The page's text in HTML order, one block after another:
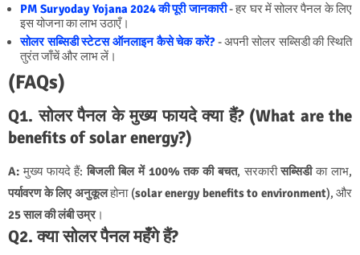
PM Suryoday Yojana 2024 की पूरी जानकारी- हर घर में सोलर पैनल के लिए
इस योजना का लाभ उठाएँ।
सोलर सब्सिडी स्टेटस ऑनलाइन कैसे चेक करें?- अपनी सोलर सब्सिडी की स्थिति
तुरंत जाँचें और लाभ लें।
(FAQs)
Q1. सोलर पैनल के मुख्य फायदे क्या हैं? (What are the
benefits of solar energy?)
A: मुख्य फायदे हैं:बिजली बिल में 100% तक की बचत, सरकारीसब्सिडीका लाभ,
पर्यावरण के लिए अनुकूलहोना (solar energy benefits to environment), और
25 साल की लंबी उम्र।
Q2. क्या सोलर पैनल महँगे हैं?